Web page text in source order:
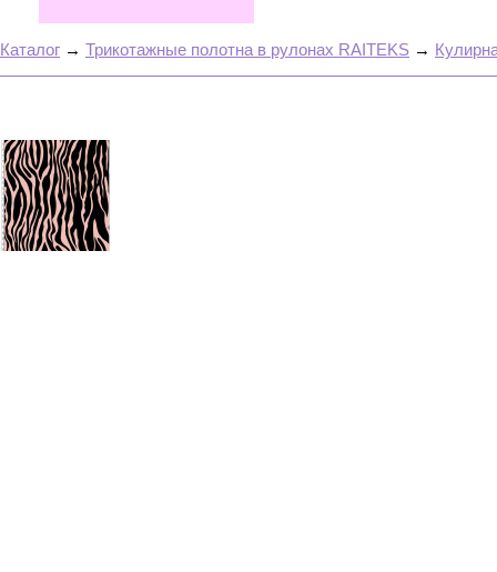
Каталог → Трикотажные полотна в рулонах RAITEKS →